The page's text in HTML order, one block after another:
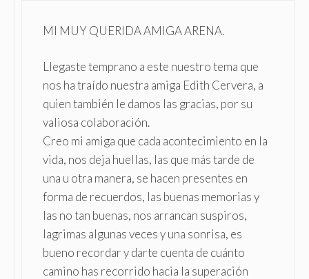
MI MUY QUERIDA AMIGA ARENA.
Llegaste temprano a este nuestro tema que
nos ha traído nuestra amiga Edith Cervera, a
quien también le damos las gracias, por su
valiosa colaboración.
Creo mi amiga que cada acontecimiento en la
vida, nos deja huellas, las que más tarde de
una u otra manera, se hacen presentes en
forma de recuerdos, las buenas memorias y
las no tan buenas, nos arrancan suspiros,
lagrimas algunas veces y una sonrisa, es
bueno recordar y darte cuenta de cuánto
camino has recorrido hacia la superación